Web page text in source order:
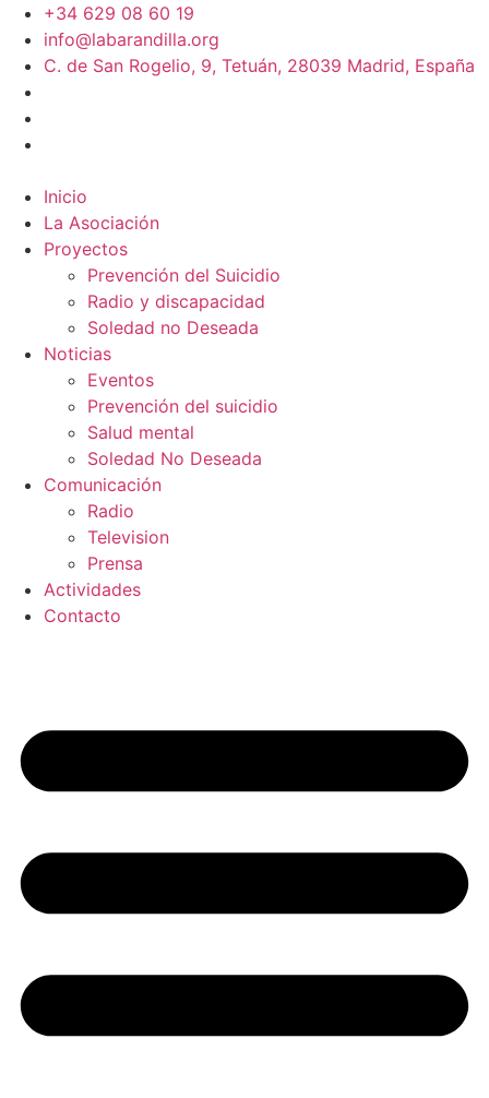
+34 629 08 60 19
info@labarandilla.org
C. de San Rogelio, 9, Tetuán, 28039 Madrid, España
Inicio
La Asociación
Proyectos
Prevención del Suicidio
Radio y discapacidad
Soledad no Deseada
Noticias
Eventos
Prevención del suicidio
Salud mental
Soledad No Deseada
Comunicación
Radio
Television
Prensa
Actividades
Contacto